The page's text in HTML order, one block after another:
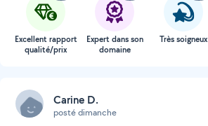
Excellent rapport
qualité/prix
Expert dans son
domaine
Très soigneux
Carine D.
posté dimanche